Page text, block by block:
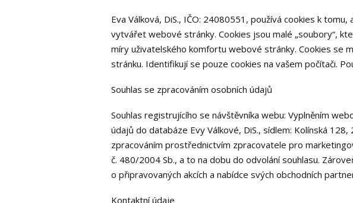
Eva Válková, DiS., IČO: 24080551, používá cookies k
vytvářet webové stránky. Cookies jsou malé „soubory“,
míry uživatelského komfortu webové stránky. Cookies se
stránku. Identifikují se pouze cookies na vašem počítači.
Souhlas se zpracováním osobních údajů
Souhlas registrujícího se návštěvníka webu: Vyplněním
údajů do databáze Evy Válkové, DiS., sídlem: Kolínská
zpracováním prostřednictvím zpracovatele pro
č. 480/2004 Sb., a to na dobu do odvolání souhlasu.
o připravovaných akcích a nabídce svých obchodních
Kontaktní údaje